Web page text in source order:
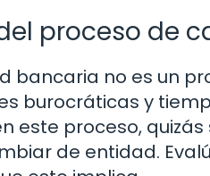
proceso de
bancaria no es un
burocráticas y
este proceso,
de entidad.